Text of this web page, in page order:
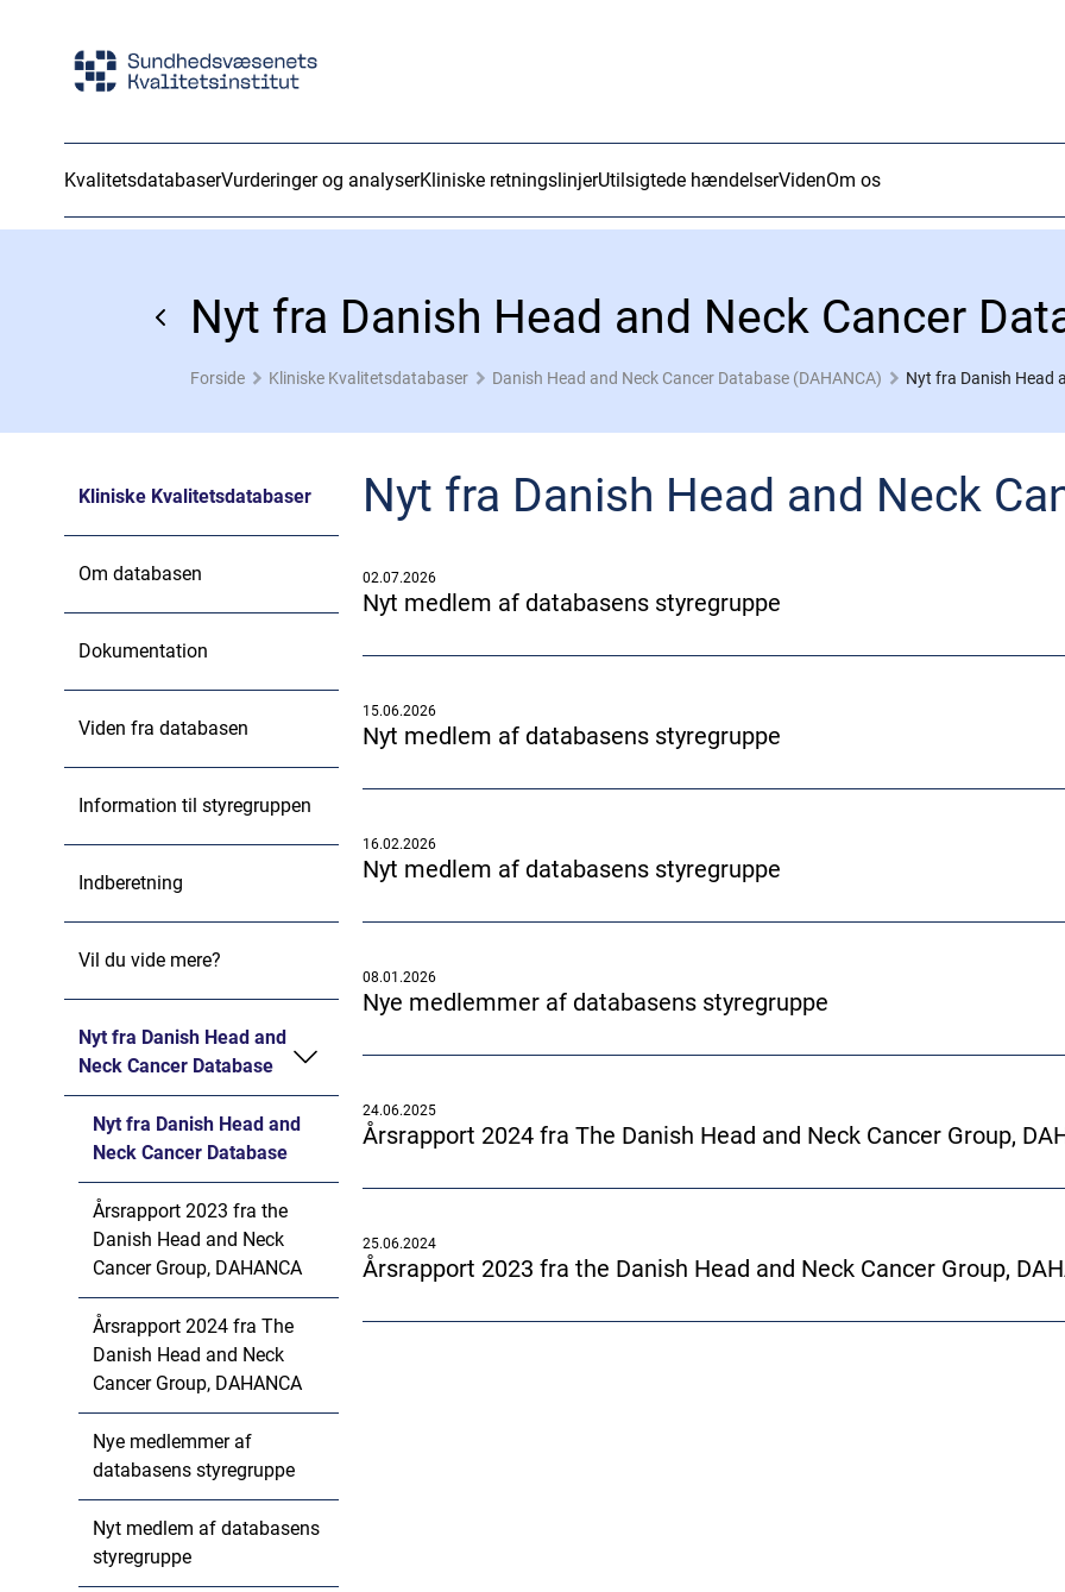
KvalitetsdatabaserVurderinger og analyserKliniske retningslinjerUtilsigtede hændelserVidenOm os
Nyt fra Danish Head and Neck Cancer
Forside Kliniske Kvalitetsdatabaser Danish Head and Neck Cancer Database (DAHANCA) Nyt fra Danish Head
Kliniske Kvalitetsdatabaser
Om databasen
Dokumentation
Viden fra databasen
Information til styregruppen
Indberetning
Vil du vide mere?
Nyt fra Danish Head and
Neck Cancer Database
Nyt fra Danish Head and
Neck Cancer Database
Årsrapport 2023 fra the
Danish Head and Neck
Cancer Group, DAHANCA
Årsrapport 2024 fra The
Danish Head and Neck
Cancer Group, DAHANCA
Nye medlemmer af
databasens styregruppe
Nyt medlem af databasens
styregruppe
Nyt fra Danish Head and Neck
02.07.2026
Nyt medlem af databasens styregruppe
15.06.2026
Nyt medlem af databasens styregruppe
16.02.2026
Nyt medlem af databasens styregruppe
08.01.2026
Nye medlemmer af databasens styregruppe
24.06.2025
Årsrapport 2024 fra The Danish Head and Neck Cancer Group,
25.06.2024
Årsrapport 2023 fra the Danish Head and Neck Cancer Group,